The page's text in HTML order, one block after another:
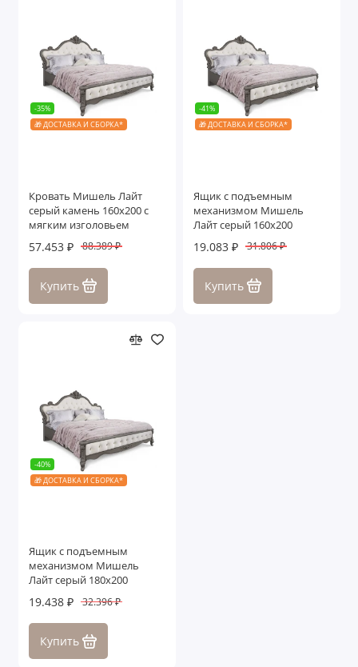
-35%
🎁 ДОСТАВКА И СБОРКА*
Кровать Мишель Лайт
серый камень 160х200 с
мягким изголовьем
57.453 ₽ 88.389 ₽
Купить
-41%
🎁 ДОСТАВКА И СБОРКА*
Ящик с подъемным
механизмом Мишель
Лайт серый 160х200
19.083 ₽ 31.806 ₽
Купить
-40%
🎁 ДОСТАВКА И СБОРКА*
Ящик с подъемным
механизмом Мишель
Лайт серый 180х200
19.438 ₽ 32.396 ₽
Купить